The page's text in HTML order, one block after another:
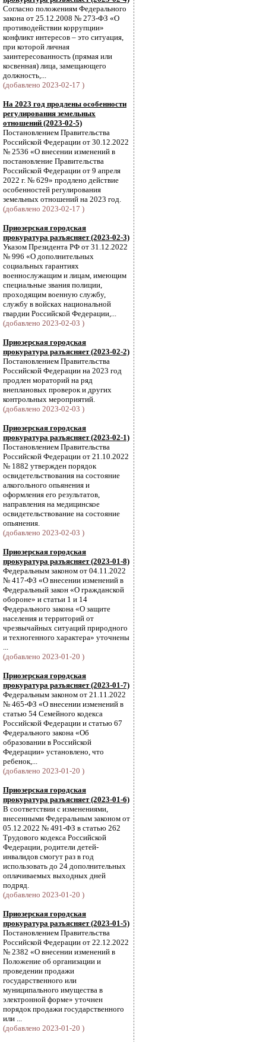
Согласно положениям Федерального
закона от 25.12.2008 № 273-ФЗ «О
противодействии коррупции»
конфликт интересов – это ситуация,
при которой личная
заинтересованность (прямая или
косвенная) лица, замещающего
должность,...
(добавлено 2023-02-17 )
На 2023 год продлены особенности
регулирования земельных
отношений (2023-02-5)
Постановлением Правительства
Российской Федерации от 30.12.2022
№ 2536 «О внесении изменений в
постановление Правительства
Российской Федерации от 9 апреля
2022 г. № 629» продлено действие
особенностей регулирования
земельных отношений на 2023 год.
(добавлено 2023-02-17 )
Приозерская городская
прокуратура разъясняет (2023-02-3)
Указом Президента РФ от 31.12.2022
№ 996 «О дополнительных
социальных гарантиях
военнослужащим и лицам, имеющим
специальные звания полиции,
проходящим военную службу,
службу в войсках национальной
гвардии Российской Федерации,...
(добавлено 2023-02-03 )
Приозерская городская
прокуратура разъясняет (2023-02-2)
Постановлением Правительства
Российской Федерации на 2023 год
продлен мораторий на ряд
внеплановых проверок и других
контрольных мероприятий.
(добавлено 2023-02-03 )
Приозерская городская
прокуратура разъясняет (2023-02-1)
Постановлением Правительства
Российской Федерации от 21.10.2022
№ 1882 утвержден порядок
освидетельствования на состояние
алкогольного опьянения и
оформления его результатов,
направления на медицинское
освидетельствование на состояние
опьянения.
(добавлено 2023-02-03 )
Приозерская городская
прокуратура разъясняет (2023-01-8)
Федеральным законом от 04.11.2022
№ 417-ФЗ «О внесении изменений в
Федеральный закон «О гражданской
обороне» и статьи 1 и 14
Федерального закона «О защите
населения и территорий от
чрезвычайных ситуаций природного
и техногенного характера» уточнены
...
(добавлено 2023-01-20 )
Приозерская городская
прокуратура разъясняет (2023-01-7)
Федеральным законом от 21.11.2022
№ 465-ФЗ «О внесении изменений в
статью 54 Семейного кодекса
Российской Федерации и статью 67
Федерального закона «Об
образовании в Российской
Федерации» установлено, что
ребенок,...
(добавлено 2023-01-20 )
Приозерская городская
прокуратура разъясняет (2023-01-6)
В соответствии с изменениями,
внесенными Федеральным законом от
05.12.2022 № 491-ФЗ в статью 262
Трудового кодекса Российской
Федерации, родители детей-
инвалидов смогут раз в год
использовать до 24 дополнительных
оплачиваемых выходных дней
подряд.
(добавлено 2023-01-20 )
Приозерская городская
прокуратура разъясняет (2023-01-5)
Постановлением Правительства
Российской Федерации от 22.12.2022
№ 2382 «О внесении изменений в
Положение об организации и
проведении продажи
государственного или
муниципального имущества в
электронной форме» уточнен
порядок продажи государственного
или ...
(добавлено 2023-01-20 )